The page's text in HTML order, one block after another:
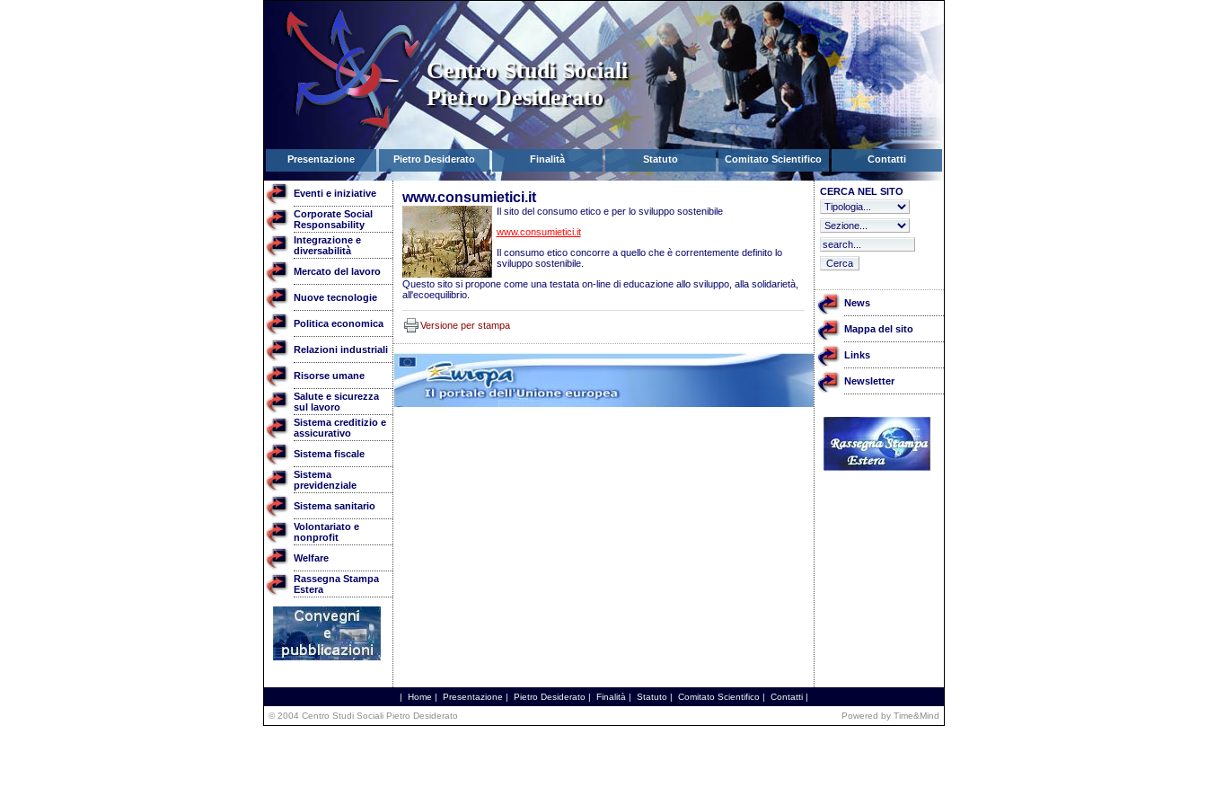
Centro Studi Sociali
Pietro Desiderato
Presentazione Pietro Desiderato Finalità Statuto Comitato Scientifico Contatti
Eventi e iniziative
Corporate Social
Responsability
Integrazione e
diversabilità
Mercato del lavoro
Nuove tecnologie
Politica economica
Relazioni industriali
Risorse umane
Salute e sicurezza
sul lavoro
Sistema creditizio e
assicurativo
Sistema fiscale
Sistema
previdenziale
Sistema sanitario
Volontariato e
nonprofit
Welfare
Rassegna Stampa
Estera
www.consumietici.it
Il sito del consumo etico e per lo sviluppo sostenibile
www.consumietici.it
Il consumo etico concorre a quello che è correntemente definito lo
sviluppo sostenibile.
Questo sito si propone come una testata on-line di educazione allo sviluppo, alla solidarietà,
all'ecoequilibrio.
Versione per stampa
CERCA NEL SITO
News
Mappa del sito
Links
Newsletter
| Home | Presentazione | Pietro Desiderato| Finalità | Statuto| Comitato Scientifico| Contatti|
© 2004 Centro Studi Sociali Pietro Desiderato
Powered by Time&Mind